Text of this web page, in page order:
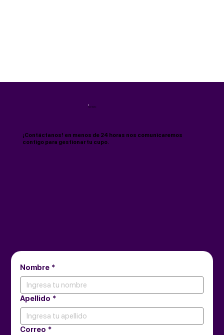
Contacto
¡Contáctanos! en menos de 24 horas nos comunicaremos
contigo para gestionar tu cupo.
Nombre *
Apellido *
Correo *